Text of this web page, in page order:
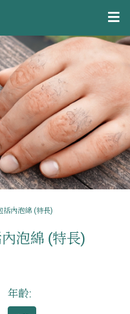
括內泡綿 (特長)
泡綿 (特長)
年齡: